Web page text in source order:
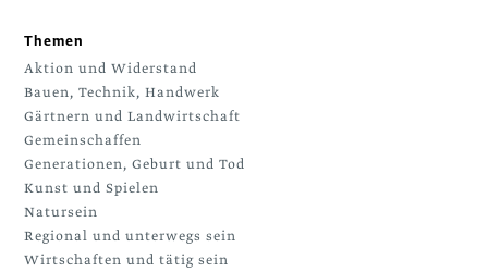
Themen
Aktion und Widerstand
Bauen, Technik, Handwerk
Gärtnern und Landwirtschaft
Gemeinschaffen
Generationen, Geburt und Tod
Kunst und Spielen
Natursein
Regional und unterwegs sein
Wirtschaften und tätig sein